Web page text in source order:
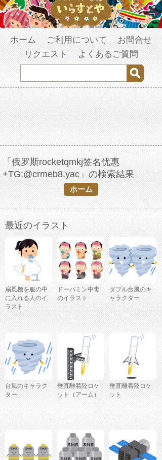
ホーム ご利用について
お問合せ
リクエスト
よくあるご質問
「俄罗斯rocketqmkj签名优惠
+TG:@crmeb8.yac」の検索結果
ホーム
最近のイラスト
扇風機を服の中
に入れる人のイ
ラスト
ドーパミン中毒
のイラスト
ダブル台風のキ
ャラクター
台風のキャラク
ター
垂直離着陸ロケ
ット（アーム）
垂直離着陸ロケ
ット